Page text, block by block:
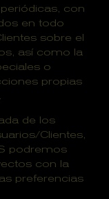
con
en todo
sobre el
así como la
o
propias
de los
Clientes,
podremos
con la
preferencias